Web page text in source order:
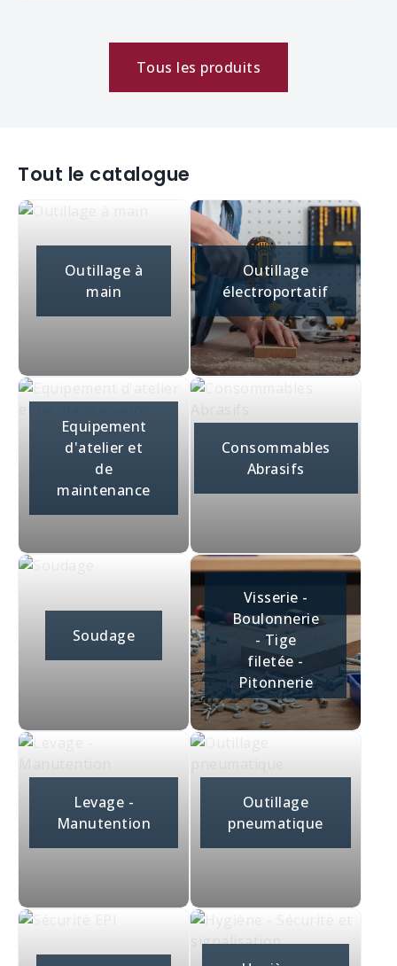
Tous les produits
Tout le catalogue
Outillage à
main
Outillage
électroportatif
Equipement
d'atelier et
de
maintenance
Consommables
Abrasifs
Soudage
Visserie -
Boulonnerie
- Tige
filetée -
Pitonnerie
Levage -
Manutention
Outillage
pneumatique